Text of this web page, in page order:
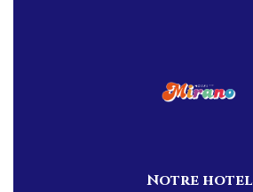
Notre hotel